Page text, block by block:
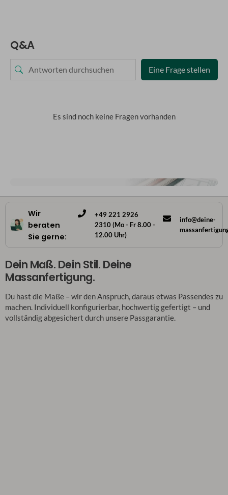
Q&A
Eine Frage stellen
Es sind noch keine Fragen vorhanden
Wir
beraten
Sie gerne:
+49 221 2926
2310 (Mo - Fr 8.00 -
12.00 Uhr)
info@deine-
Dein Maß. Dein Stil. Deine
Massanfertigung.
Du hast die Maße – wir den Anspruch, daraus etwas Passendes zu
machen. Individuell konfigurierbar, hochwertig gefertigt – und
vollständig abgesichert durch unsere Passgarantie.